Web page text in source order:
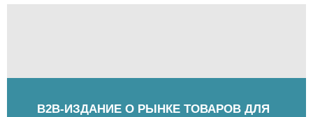
B2B-ИЗДАНИЕ О РЫНКЕ ТОВАРОВ ДЛЯ